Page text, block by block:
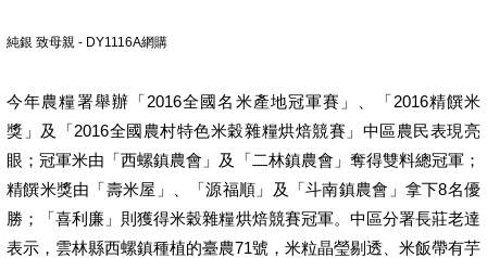
純銀 致母親 - DY1116A網購
今年農糧署舉辦「2016全國名米產地冠軍賽」、「2016精饌米
獎」及「2016全國農村特色米穀雜糧烘焙競賽」中區農民表現亮
眼；冠軍米由「西螺鎮農會」及「二林鎮農會」奪得雙料總冠軍；
精饌米獎由「壽米屋」、「源福順」及「斗南鎮農會」拿下8名優
勝；「喜利廉」則獲得米穀雜糧烘焙競賽冠軍。中區分署長莊老達
表示，雲林縣西螺鎮種植的臺農71號，米粒晶瑩剔透、米飯帶有芋